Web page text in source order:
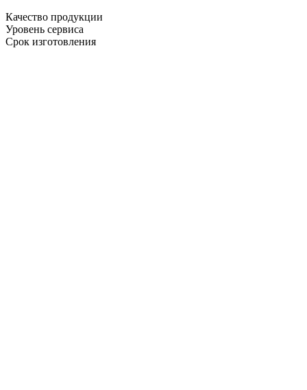
Качество продукции
Уровень сервиса
Срок изготовления